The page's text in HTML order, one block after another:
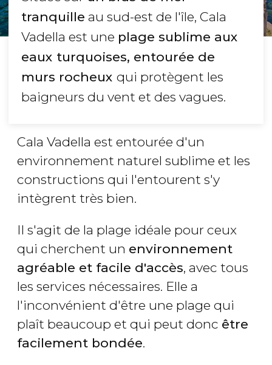
tranquille au sud-est de l'île, Cala
Vadella est une plage sublime aux
eaux turquoises, entourée de
murs rocheux qui protègent les
baigneurs du vent et des vagues.
Cala Vadella est entourée d'un
environnement naturel sublime et les
constructions qui l'entourent s'y
intègrent très bien.
Il s'agit de la plage idéale pour ceux
qui cherchent un environnement
agréable et facile d'accès, avec tous
les services nécessaires. Elle a
l'inconvénient d'être une plage qui
plaît beaucoup et qui peut donc être
facilement bondée.